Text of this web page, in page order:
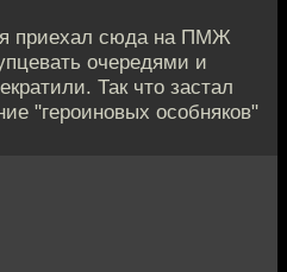
я приехал сюда на ПМЖ
очередями и
Так что застал
"героиновых особняков"